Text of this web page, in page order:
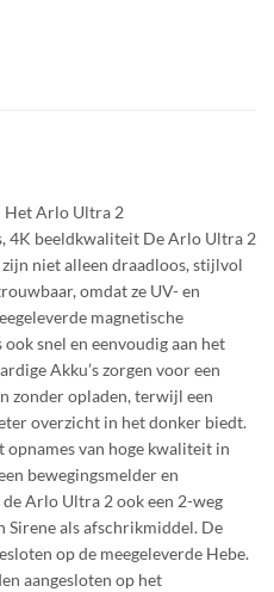
Het Arlo Ultra 2
4K beeldkwaliteit De Arlo Ultra 2
niet alleen draadloos, stijlvol
omdat ze UV- en
magnetische
ook snel en eenvoudig aan het
Akku’s zorgen voor een
zonder opladen, terwijl een
overzicht in het donker biedt.
van hoge kwaliteit in
bewegingsmelder en
Arlo Ultra 2 ook een 2-weg
Sirene als afschrikmiddel. De
op de meegeleverde Hebe.
aangesloten op het